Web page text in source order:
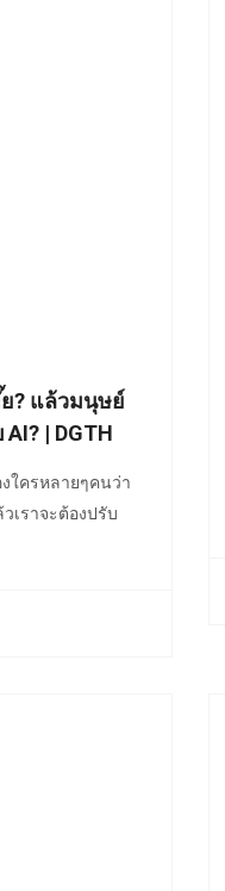
? แล้วมนุษย์
| DGTH
ใครหลายๆคนว่า
เราจะต้องปรับ